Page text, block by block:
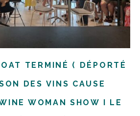
TERMINÉ ( DÉPORTÉ
DES VINS CAUSE
WOMAN SHOW I LE